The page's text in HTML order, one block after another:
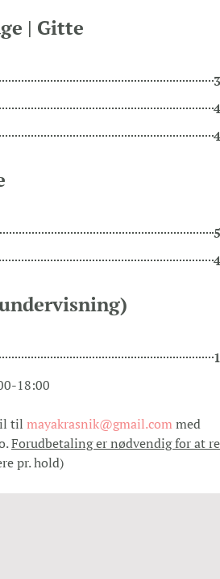
| Gitte
18:00
til mayakrasnik@gmail.commed
Forudbetaling er nødvendig for at
pr. hold)